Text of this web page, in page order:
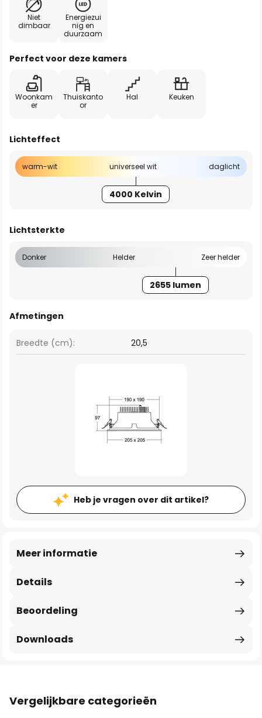
Niet
dimbaar
Energiezui
nig en
duurzaam
Perfect voor deze kamers
Woonkam
er
Thuiskanto
or
Hal Keuken
Lichteffect
warm-wit universeel wit daglicht
4000 Kelvin
Lichtsterkte
Donker Helder Zeer helder
2655 lumen
Afmetingen
Breedte (cm): 20,5
Heb je vragen over dit artikel?
Details
Meer informatie
Beoordeling
Downloads
Vergelijkbare categorieën